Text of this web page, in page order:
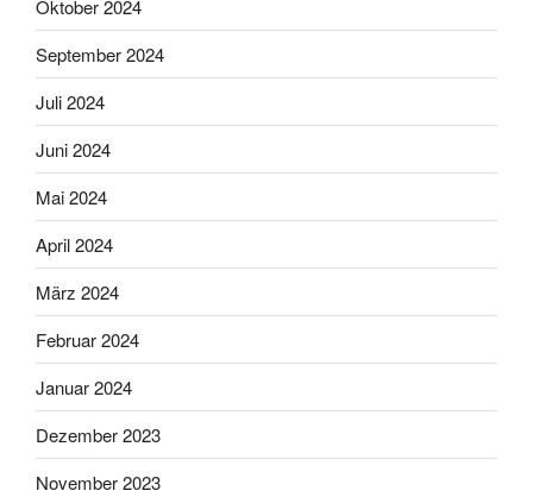
Oktober 2024
September 2024
Juli 2024
Juni 2024
Mai 2024
April 2024
März 2024
Februar 2024
Januar 2024
Dezember 2023
November 2023